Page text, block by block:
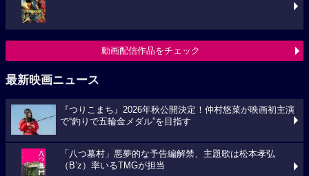
動画配信作品をチェック
最新映画ニュース
『つりこまち』2026年秋公開決定！仲村悠菜が映画初主演
で“釣りで五輪金メダル”を目指す
「八つ墓村」悪夢的な予告編解禁、主題歌は松本孝弘
（B’z）率いるTMGが担当